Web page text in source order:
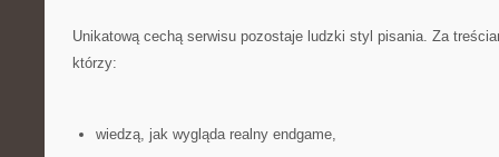
Unikatową cechą serwisu pozostaje ludzki styl pisania. Za
którzy:
wiedzą, jak wygląda realny endgame,